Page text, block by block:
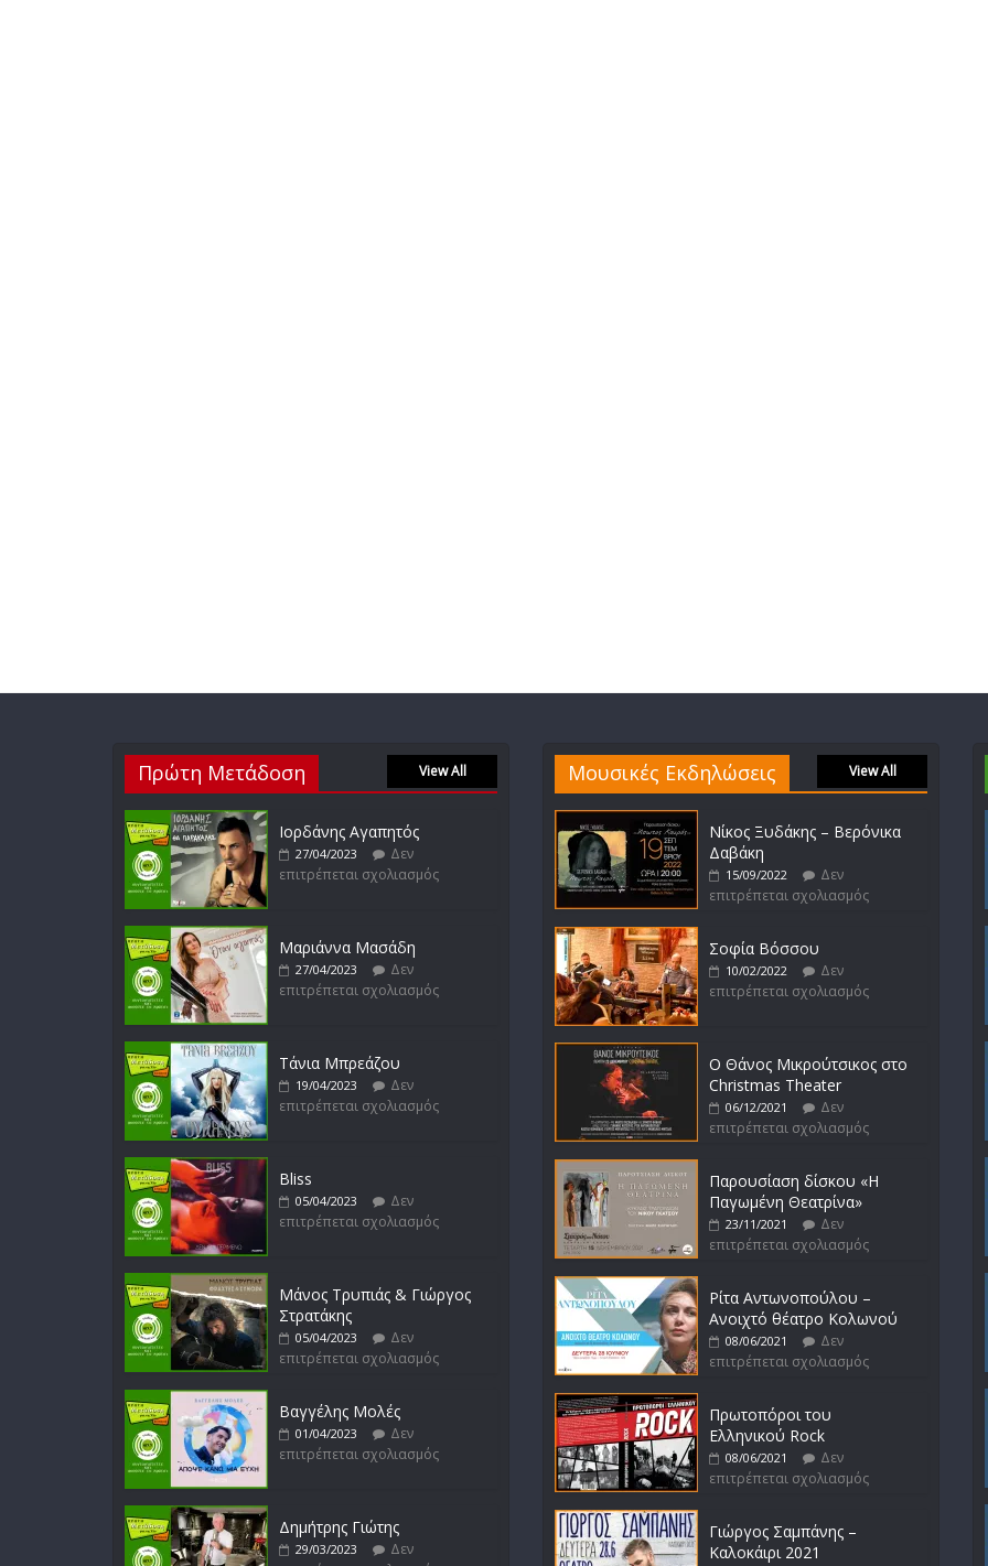
Πρώτη Μετάδοση View All
Ιορδάνης Αγαπητός
27/04/2023
Δεν
επιτρέπεται σχολιασμός
Μαριάννα Μασάδη
27/04/2023
Δεν
επιτρέπεται σχολιασμός
Τάνια Μπρεάζου
19/04/2023
Δεν
επιτρέπεται σχολιασμός
Bliss
05/04/2023
Δεν
επιτρέπεται σχολιασμός
Μάνος Τρυπιάς & Γιώργος
Στρατάκης
05/04/2023
Δεν
επιτρέπεται σχολιασμός
Βαγγέλης Μολές
01/04/2023
Δεν
επιτρέπεται σχολιασμός
Δημήτρης Γιώτης
29/03/2023
Δεν
Μουσικές Εκδηλώσεις View All
Νίκος Ξυδάκης – Βερόνικα
Δαβάκη
15/09/2022
Δεν
επιτρέπεται σχολιασμός
Σοφία Βόσσου
10/02/2022
Δεν
επιτρέπεται σχολιασμός
Ο Θάνος Μικρούτσικος στο
Christmas Theater
06/12/2021
Δεν
επιτρέπεται σχολιασμός
Παρουσίαση δίσκου «Η
Παγωμένη Θεατρίνα»
23/11/2021
Δεν
επιτρέπεται σχολιασμός
Ρίτα Αντωνοπούλου –
Ανοιχτό θέατρο Κολωνού
08/06/2021
Δεν
επιτρέπεται σχολιασμός
Πρωτοπόροι του
Ελληνικού Rock
08/06/2021
Δεν
επιτρέπεται σχολιασμός
Γιώργος Σαμπάνης –
Καλοκάιρι 2021